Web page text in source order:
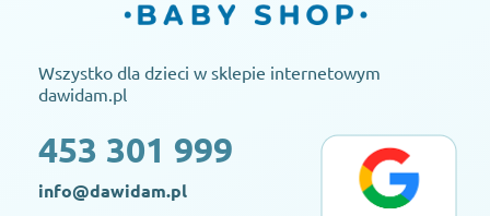
Wszystko dla dzieci w sklepie internetowym
dawidam.pl
453 301 999
info@dawidam.pl